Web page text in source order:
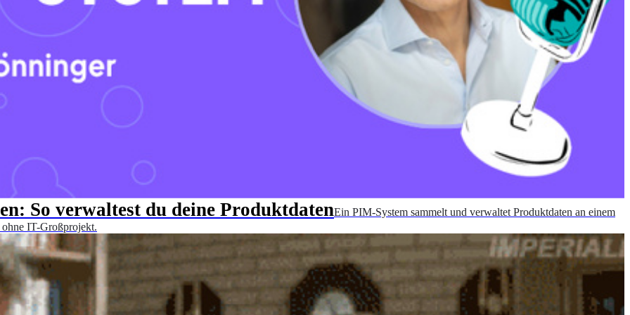
So verwaltest du deine ProduktdatenEin PIM-System sammelt und verwaltet Produktdaten an einem
IT-Großprojekt.